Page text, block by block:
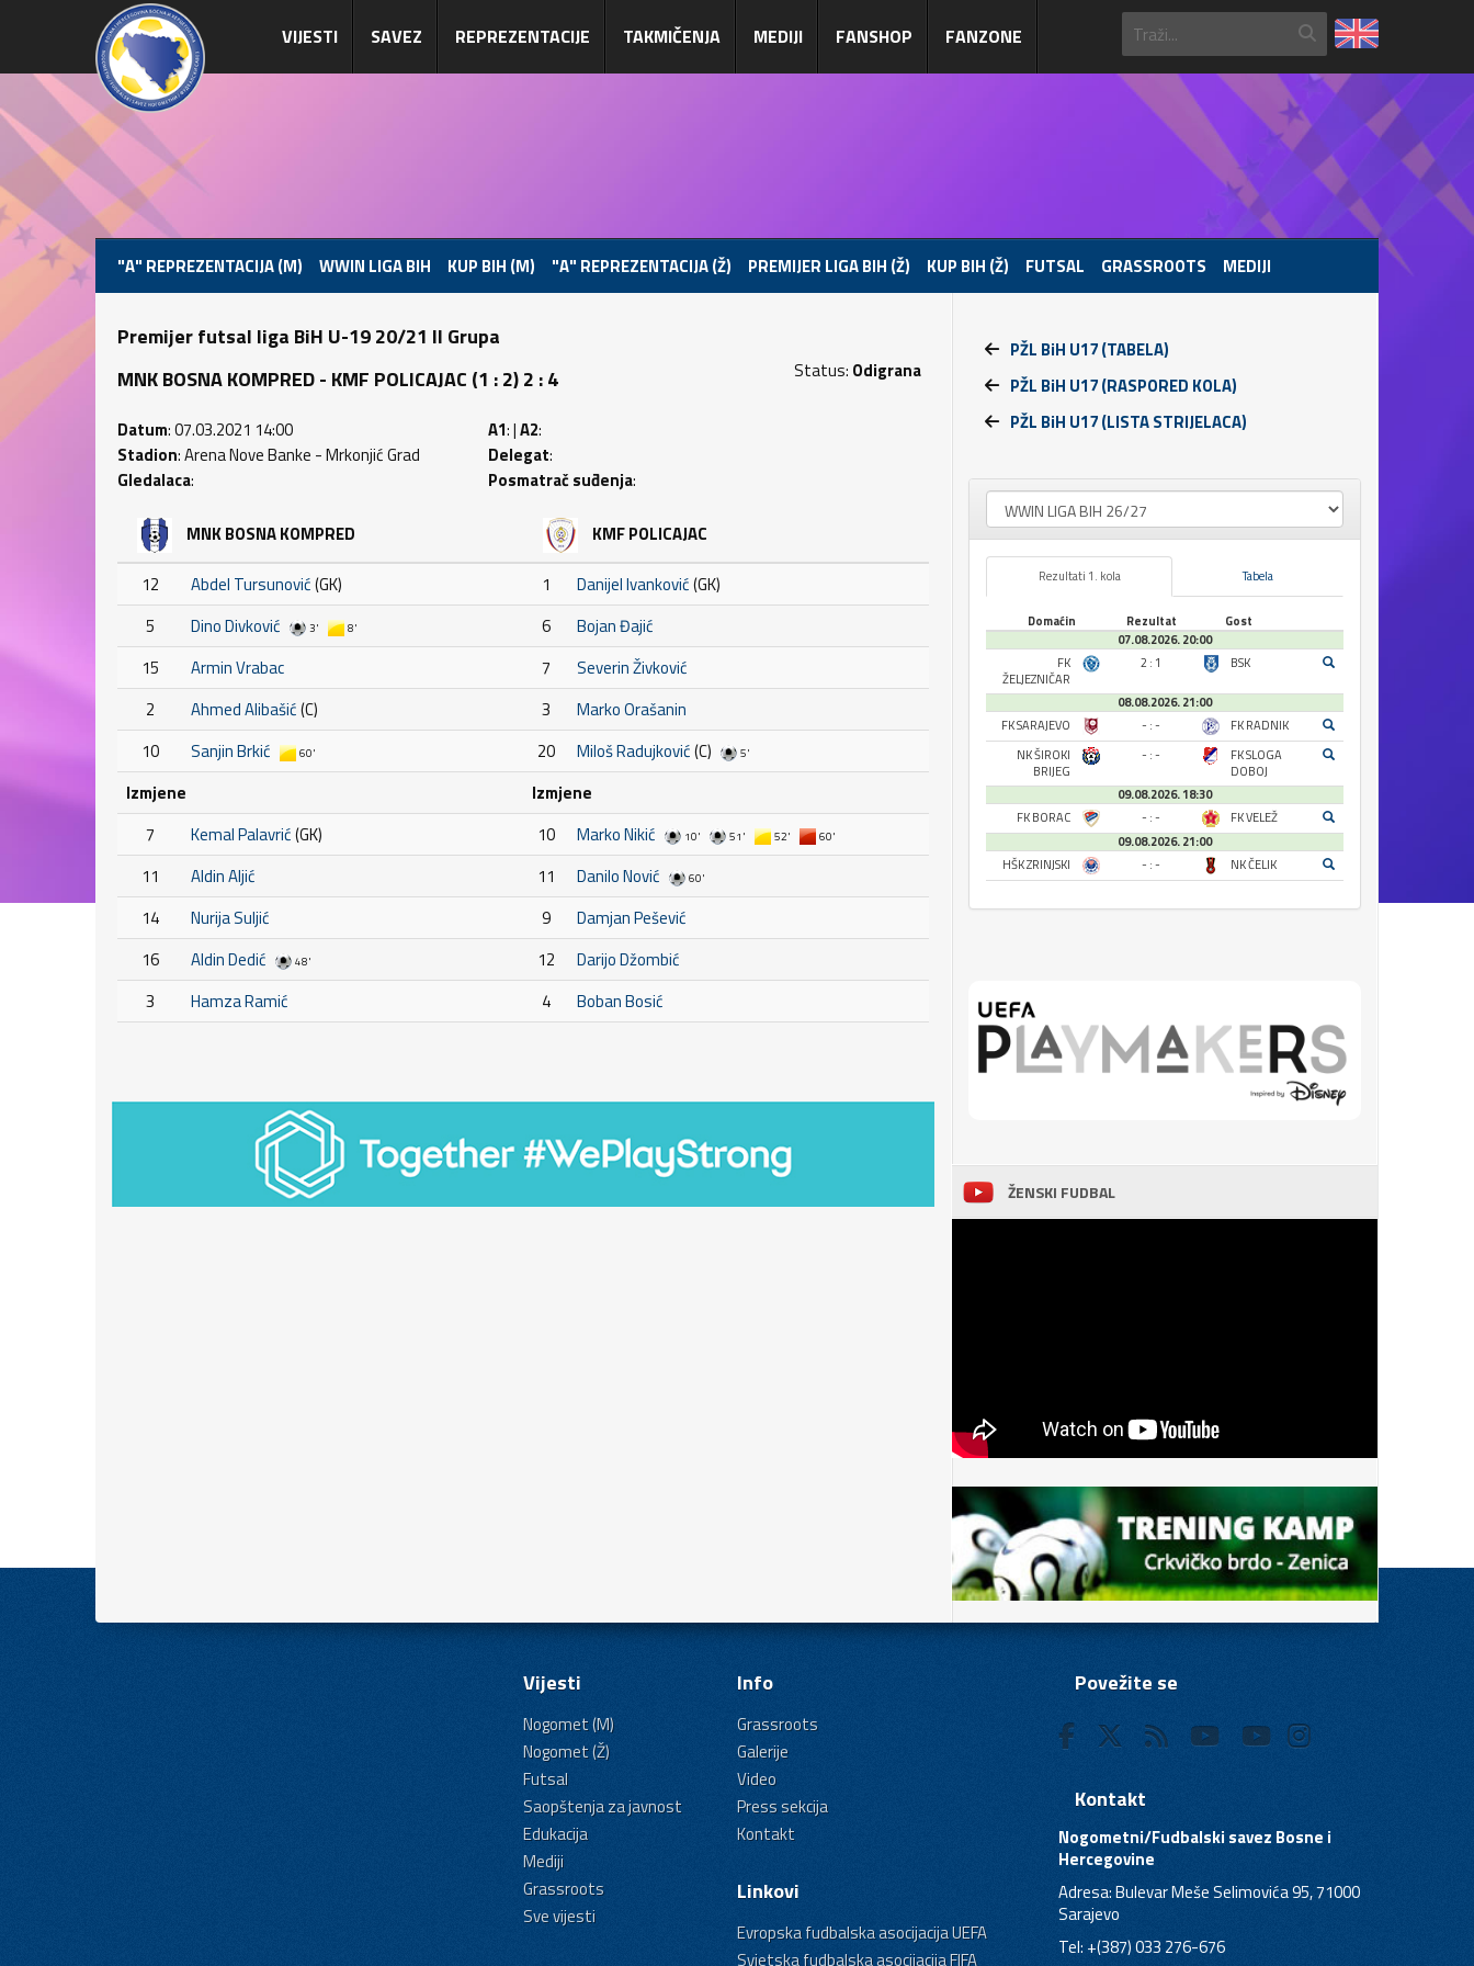
VIJESTI SAVEZ REPREZENTACIJE TAKMIČENJA MEDIJI FANSHOP FANZONE
"A" REPREZENTACIJA (M) WWIN LIGA BIH KUP BIH (M) "A" REPREZENTACIJA (Ž) PREMIJER LIGA BIH (Ž) KUP BIH (Ž) FUTSAL GRASSROOTS MEDIJI
Premijer futsal liga BiH U-19 20/21 II Grupa
MNK BOSNA KOMPRED - KMF POLICAJAC (1 : 2) 2 : 4
Status: Odigrana
Datum: 07.03.2021 14:00
Stadion: Arena Nove Banke - Mrkonjić Grad
Gledalaca:
A1: |A2:
Delegat:
Posmatrač suđenja:
MNK BOSNA KOMPRED
12 Abdel Tursunović(GK)
5
Dino Divković 3' 8'
15
Armin Vrabac
2
Ahmed Alibašić(C)
10
Sanjin Brkić 60'
Izmjene
7
Kemal Palavrić(GK)
11
Aldin Aljić
14
Nurija Suljić
16
Aldin Dedić 48'
3 Hamza Ramić
KMF POLICAJAC
1 Danijel Ivanković(GK)
6
Bojan Đajić
7
Severin Živković
3
Marko Orašanin
20
Miloš Radujković(C) 5'
Izmjene
10
Marko Nikić 10' 51' 52' 60'
11 Danilo Nović 60'
9
Damjan Pešević
12
Darijo Džombić
4
Boban Bosić
PŽL BiH U17 (TABELA)
PŽL BiH U17 (RASPORED KOLA)
PŽL BiH U17 (LISTA STRIJELACA)
Rezultati 1. kola Tabela
Domaćin Rezultat
Gost
07.08.2026. 20:00
FK
ŽELJEZNIČAR
2 : 1 BSK
08.08.2026. 21:00
FK SARAJEVO
- : -
FK RADNIK
NK ŠIROKI
BRIJEG
- : -
FK SLOGA
DOBOJ
09.08.2026. 18:30
FK BORAC
- : -
FK VELEŽ
09.08.2026. 21:00
HŠK ZRINJSKI
- : - NK ČELIK
ŽENSKI FUDBAL
Vijesti
Nogomet (M)
Nogomet (Ž)
Futsal
Saopštenja za javnost
Edukacija
Mediji
Grassroots
Sve vijesti
Info
Grassroots
Galerije
Video
Press sekcija
Kontakt
Linkovi
Evropska fudbalska asocijacija UEFA
Svjetska fudbalska asocijacija FIFA
Povežite se
Kontakt
Nogometni/Fudbalski savez Bosne i
Hercegovine
Adresa: Bulevar Meše Selimovića 95, 71000
Sarajevo
Tel: +(387) 033 276-676